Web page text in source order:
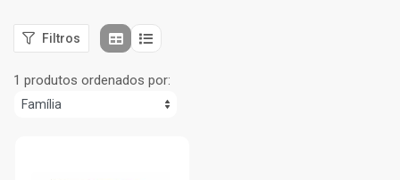
Filtros
1 produtos ordenados por: